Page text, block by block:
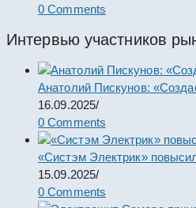
0 Comments
Интервью участников
Анатолий Пискунов:
16.09.2025/
0 Comments
«Систэм Электрик»
15.09.2025/
0 Comments